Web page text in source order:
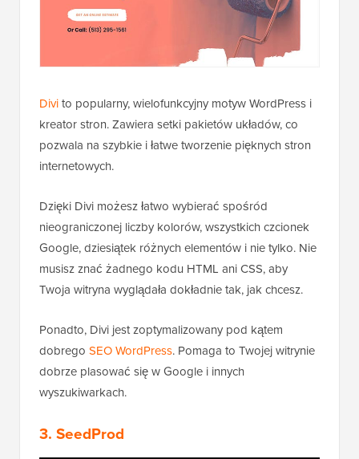
Divito popularny, wielofunkcyjny motyw WordPress i
kreator stron. Zawiera setki pakietów układów, co
pozwala na szybkie i łatwe tworzenie pięknych stron
internetowych.
Dzięki Divi możesz łatwo wybierać spośród
nieograniczonej liczby kolorów, wszystkich czcionek
Google, dziesiątek różnych elementów i nie tylko. Nie
musisz znać żadnego kodu HTML ani CSS, aby
Twoja witryna wyglądała dokładnie tak, jak chcesz.
Ponadto, Divi jest zoptymalizowany pod kątem
dobrego SEO WordPress. Pomaga to Twojej witrynie
dobrze plasować się w Google i innych
wyszukiwarkach.
3. SeedProd